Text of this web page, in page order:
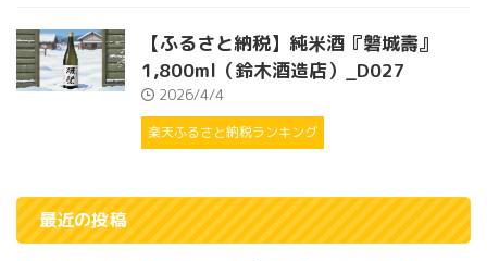
【ふるさと納税】純米酒『磐城壽』
1,800ml（鈴木酒造店）_D027
2026/4/4
楽天ふるさと納税ランキング
最近の投稿